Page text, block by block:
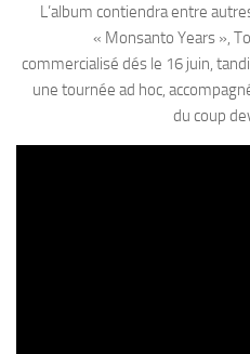
L’album contiendra entre
« Monsanto Years »,
commercialisé dés le 16 juin,
une tournée ad hoc,
du coup